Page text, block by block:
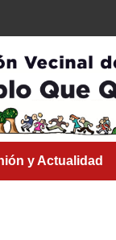
y Actualidad